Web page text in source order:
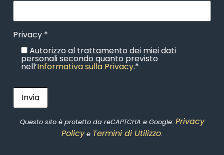
Privacy *
Autorizzo al trattamento dei miei dati
personali secondo quanto previsto
nell’Informativa sulla Privacy.*
Questo sito è protetto da reCAPTCHA e Google: Privacy
Policye Termini di Utilizzo.